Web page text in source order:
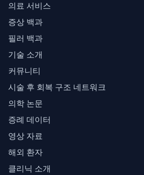
의료 서비스
증상 백과
필러 백과
기술 소개
커뮤니티
시술 후 회복 구조 네트워크
의학 논문
증례 데이터
영상 자료
해외 환자
클리닉 소개